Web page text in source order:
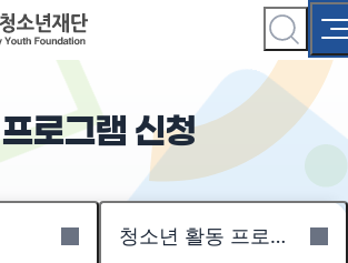
프로그램 신청
청소년 활동 프로그램